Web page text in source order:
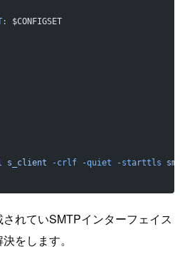
$CONFIGSET
s_client -crlf -quiet -starttls
れていSMTPインターフェイス
をします。